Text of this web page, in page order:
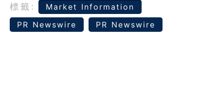
標籤:
Market Information
PR Newswire
PR Newswire